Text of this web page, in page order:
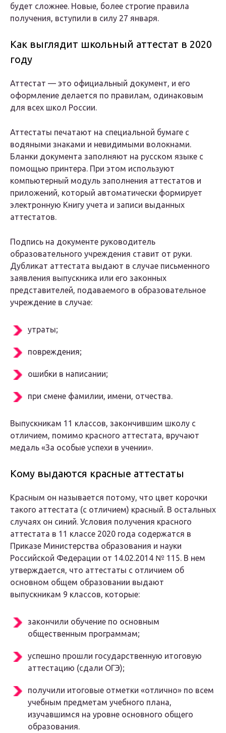
будет сложнее. Новые, более строгие правила
получения, вступили в силу 27 января.
Как выглядит школьный аттестат в 2020
году
Аттестат — это официальный документ, и его
оформление делается по правилам, одинаковым
для всех школ России.
Аттестаты печатают на специальной бумаге с
водяными знаками и невидимыми волокнами.
Бланки документа заполняют на русском языке с
помощью принтера. При этом используют
компьютерный модуль заполнения аттестатов и
приложений, который автоматически формирует
электронную Книгу учета и записи выданных
аттестатов.
Подпись на документе руководитель
образовательного учреждения ставит от руки.
Дубликат аттестата выдают в случае письменного
заявления выпускника или его законных
представителей, подаваемого в образовательное
учреждение в случае:
утраты;
повреждения;
ошибки в написании;
при смене фамилии, имени, отчества.
Выпускникам 11 классов, закончившим школу с
отличием, помимо красного аттестата, вручают
медаль «За особые успехи в учении».
Кому выдаются красные аттестаты
Красным он называется потому, что цвет корочки
такого аттестата (с отличием) красный. В остальных
случаях он синий. Условия получения красного
аттестата в 11 классе 2020 года содержатся в
Приказе Министерства образования и науки
Российской Федерации от 14.02.2014 № 115. В нем
утверждается, что аттестаты с отличием об
основном общем образовании выдают
выпускникам 9 классов, которые:
закончили обучение по основным
общественным программам;
успешно прошли государственную итоговую
аттестацию (сдали ОГЭ);
получили итоговые отметки «отлично» по всем
учебным предметам учебного плана,
изучавшимся на уровне основного общего
образования.